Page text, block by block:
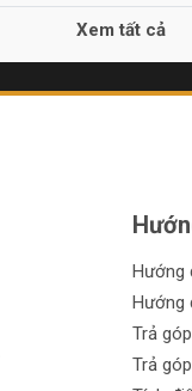
Xem tất cả
Hướng
Hướng
Trả
Trả